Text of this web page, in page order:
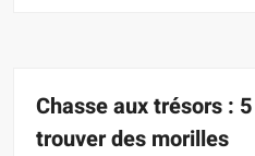
Chasse aux trésors :
trouver des morilles